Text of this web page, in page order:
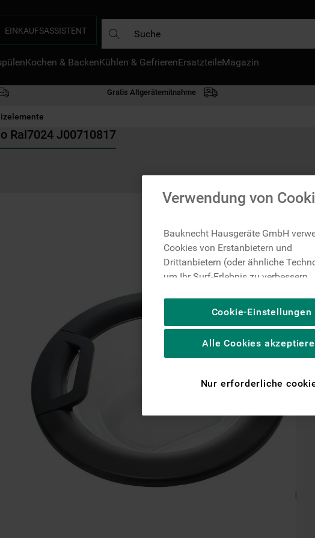
EINKAUFSASSISTENT
Kochen & BackenKühlen & GefrierenErsatzteileMagazin
Gratis Altgerätemitnahme
Ral7024 J00710817
Verwendung von
Bauknecht Hausgeräte GmbH
Cookies von Erstanbietern und
Drittanbietern (oder ähnliche
um Ihr Surf-Erlebnis zu verbessern
um die redaktionellen Inhalte der
basierend auf Ihrer Nutzung der
personalisieren, die Funktionalität
spezifische Funktionen anzubieten
Werbung basierend auf Ihren
Gewohnheiten, Interaktionen mit
Websites, Werbeanzeigen und
(einschließlich über Drittanbieter
anderen Websites oder sozialen
Plattformen, beispielsweise Google
Cookie-Einstellungen
Nur erforderliche
Alle Cookies
DIE HÄUFIGSTEN SUCHANFRAGEN
gefrierschrank
kühl-gefrierkombination freistehend